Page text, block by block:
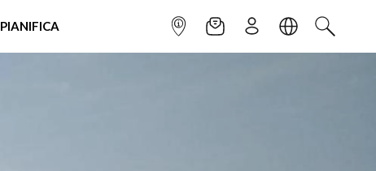
PIANIFICA INFOPOINTNEWSLETTER
ISCRIVITILINGUACERCA